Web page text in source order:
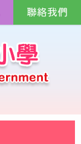
聯絡我們